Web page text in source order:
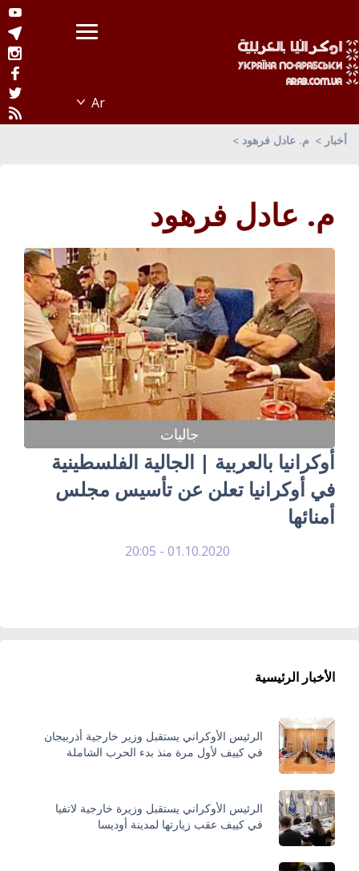
أخبار م. عادل فرهود
م. عادل فرهود
جاليات
أوكرانيا بالعربية | الجالية الفلسطينية
في أوكرانيا تعلن عن تأسيس مجلس
أمنائها
01.10.2020 - 20:05
الأخبار الرئيسية
الرئيس الأوكراني يستقبل وزير خارجية أذربيجان
في كييف لأول مرة منذ بدء الحرب الشاملة
الرئيس الأوكراني يستقبل وزيرة خارجية لاتفيا
في كييف عقب زيارتها لمدينة أوديسا